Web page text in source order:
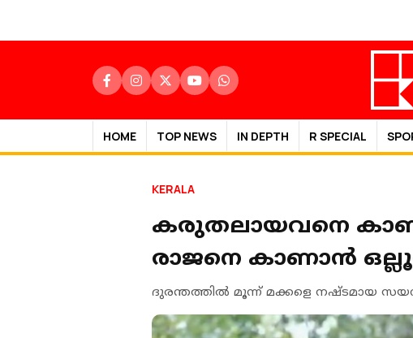
HOME TOP NEWS IN DEPTH R SPECIAL
KERALA
കരുതലായവനെ
രാജനെ കാണാന്‍
ദുരന്തത്തില്‍ മൂന്ന് മക്കളെ നഷ്ടമായ സയന